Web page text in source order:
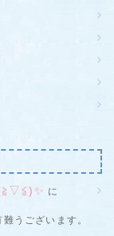
に
うございます。